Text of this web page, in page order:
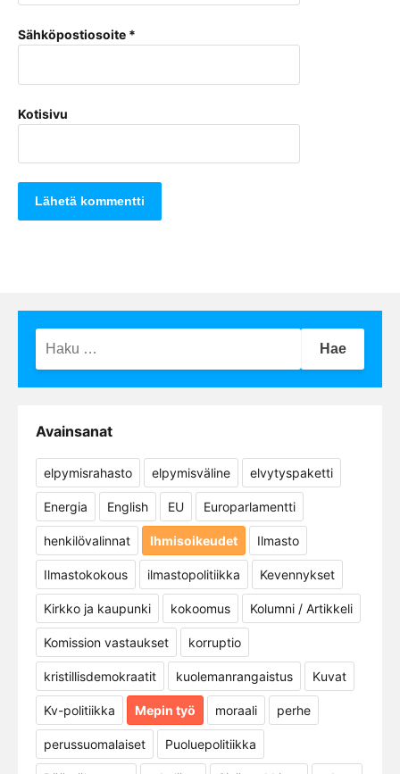
Sähköpostiosoite *
Kotisivu
Avainsanat
elpymisrahasto elpymisväline elvytyspaketti
Energia English EU Europarlamentti
henkilövalinnat Ihmisoikeudet Ilmasto
Ilmastokokous ilmastopolitiikka Kevennykset
Kirkko ja kaupunki kokoomus Kolumni / Artikkeli
Komission vastaukset korruptio
kristillisdemokraatit kuolemanrangaistus Kuvat
Kv-politiikka Mepin työ moraali perhe
perussuomalaiset Puoluepolitiikka